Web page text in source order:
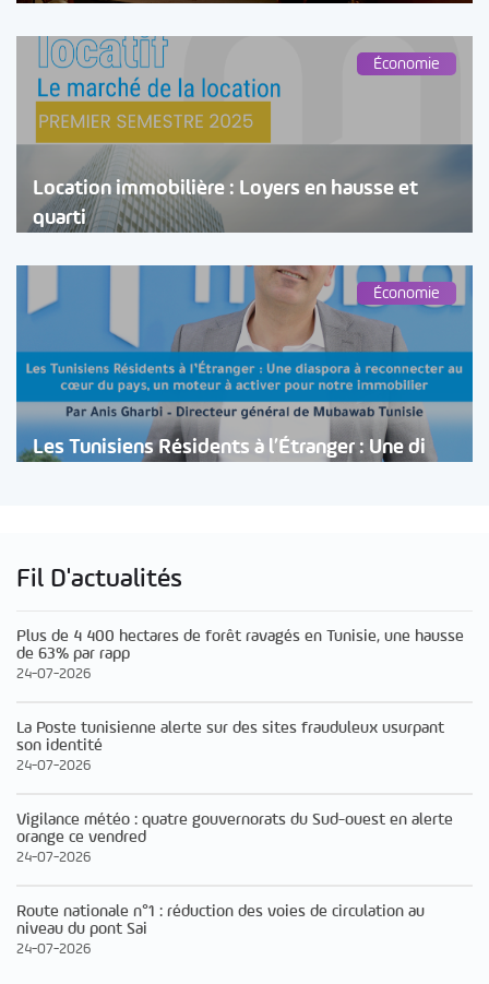
Économie
Location immobilière : Loyers en hausse et
quarti
Économie
Les Tunisiens Résidents à l’Étranger : Une di
Fil D'actualités
Plus de 4 400 hectares de forêt ravagés en Tunisie, une hausse
de 63% par rapp
24-07-2026
La Poste tunisienne alerte sur des sites frauduleux usurpant
son identité
24-07-2026
Vigilance météo : quatre gouvernorats du Sud-ouest en alerte
orange ce vendred
24-07-2026
Route nationale n°1 : réduction des voies de circulation au
niveau du pont Sai
24-07-2026